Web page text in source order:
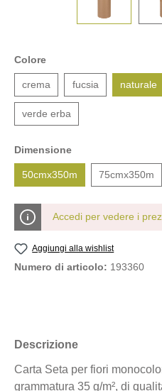
Colore
crema fucsia naturale
verde erba
Dimensione
50cmx350m 75cmx350m
Accedi per vedere i
Aggiungi alla wishlist
Numero di articolo: 193360
Descrizione
Carta Seta per fiori
grammatura 35 g/m², di